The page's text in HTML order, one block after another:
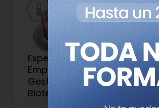
Experto Universitario en
Emprendimiento,
Gestión de Start-ups
Biotech